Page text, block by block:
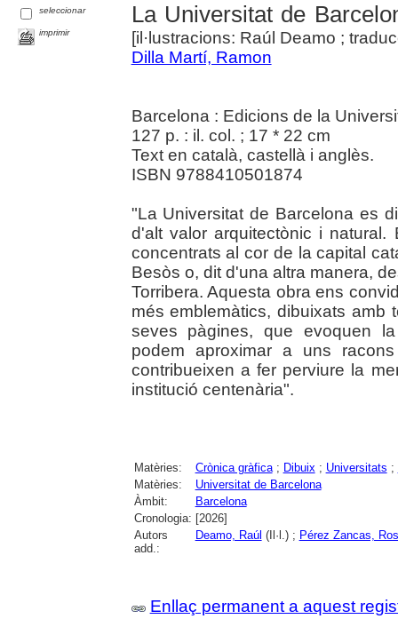
seleccionar
imprimir
La Universitat de
[il·lustracions: Raúl Deamo ;
Dilla Martí, Ramon
Barcelona : Edicions de la
127 p. : il. col. ; 17 * 22 cm
Text en català, castellà i anglès.
ISBN 9788410501874
"La Universitat de Barcelona es
d'alt valor arquitectònic i
concentrats al cor de la capital
Besòs o, dit d'una altra manera,
Torribera. Aquesta obra ens
més emblemàtics, dibuixats amb
seves pàgines, que evoquen
podem aproximar a uns
contribueixen a fer perviure la
institució centenària".
Matèries: Crònica gràfica; Dibuix; Universitats ;
Matèries:
Universitat de Barcelona
Àmbit:
Barcelona
Cronologia: [2026]
Autors
add.:
Deamo, Raúl (Il·l.) ; Pérez Zancas,
Enllaç permanent a aquest